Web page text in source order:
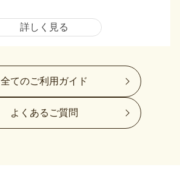
詳しく見る
全てのご利用ガイド
よくあるご質問